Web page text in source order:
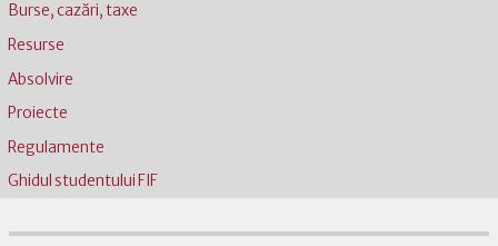
Burse, cazări, taxe
Resurse
Absolvire
Proiecte
Regulamente
Ghidul studentului FIF